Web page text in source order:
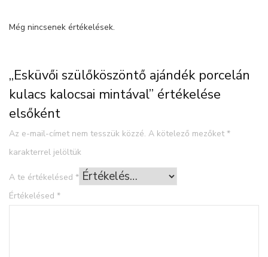
Még nincsenek értékelések.
„Esküvői szülőköszöntő ajándék porcelán
kulacs kalocsai mintával” értékelése
elsőként
Az e-mail-címet nem tesszük közzé. A kötelező mezőket*
karakterrel jelöltük
A te értékelésed *
Értékelésed *